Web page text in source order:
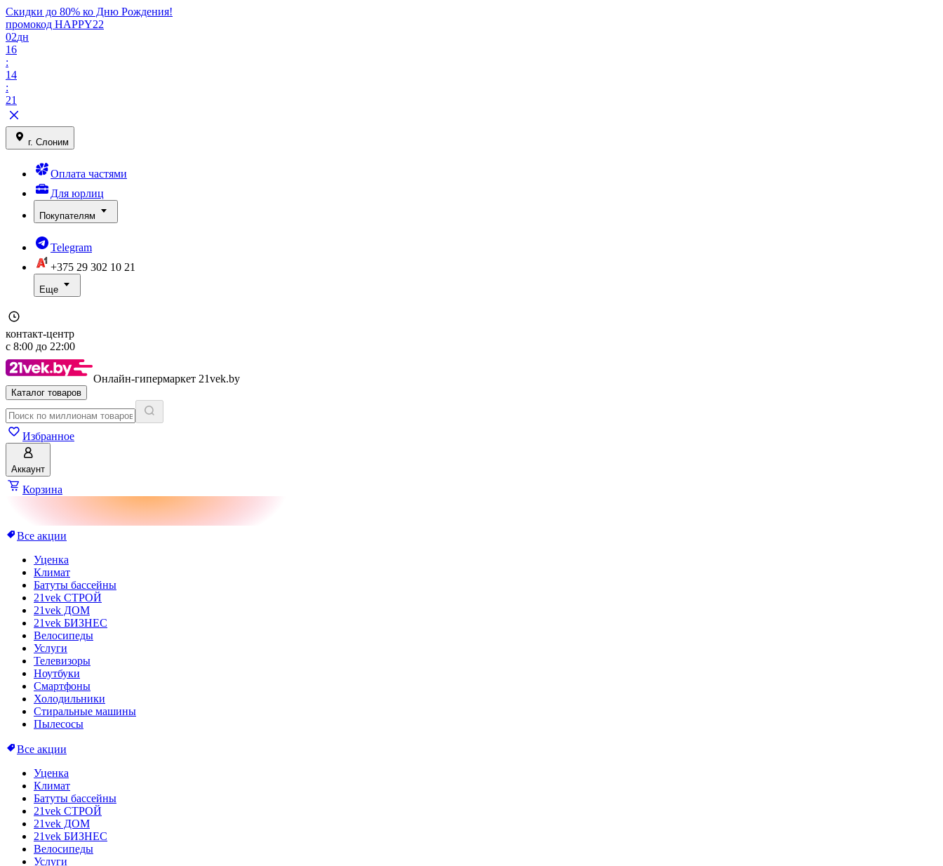
Скидки до 80% ко Дню Рождения!
промокод HAPPY22
02дн
16
:
14
:
21
г. Слоним
Оплата частями
Для юрлиц
Покупателям
Telegram
+375 29 302 10 21
Еще
контакт-центр
с 8:00 до 22:00
Онлайн-гипермаркет 21vek.by
Каталог товаров
Избранное
Аккаунт
Корзина
Все акции
Уценка
Климат
Батуты бассейны
21vek СТРОЙ
21vek ДОМ
21vek БИЗНЕС
Велосипеды
Услуги
Телевизоры
Ноутбуки
Смартфоны
Холодильники
Стиральные машины
Пылесосы
Все акции
Уценка
Климат
Батуты бассейны
21vek СТРОЙ
21vek ДОМ
21vek БИЗНЕС
Велосипеды
Услуги